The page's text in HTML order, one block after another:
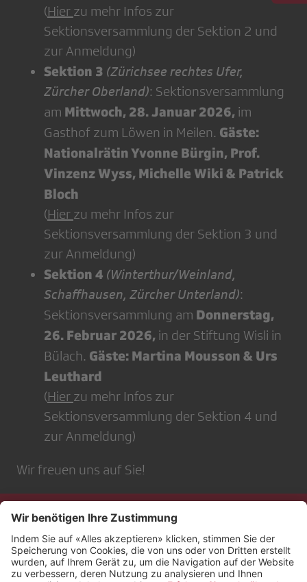
(Hier zu mehr Infos zur
Sektionsversammlung der Sektion 2 und
zur Anmeldung)
Sektion 3 (Zürichsee rechtes Ufer,
Zürcher Oberland): Sektionsversammlung
am Mittwoch, 28. Januar 2026, im
Gasthof zum Löwen in Meilen. Gäste:
Nationalrätin Yvonne Bürgin, Prof.
Vinzenz Wyss, Michelle Wiki & Patrick
Bloch
(Hier zu mehr Infos zur
Sektionsversammlung der Sektion 3 und
zur Anmeldung)
Sektion 4 (Winterthur/Weinland,
Schaffhausen, Zürcher Unterland):
Sektionsversammlung am Donnerstag,
26. Februar 2026, in der Stiftung Wisli in
Bülach. Gäste: Martina Mousson & Urs
Leuthard
(Hier zu mehr Infos zur
Sektionsversammlung der Sektion 4 und
zur Anmeldung)
Wir freuen uns auf Sie!
Kontakt
Impressum